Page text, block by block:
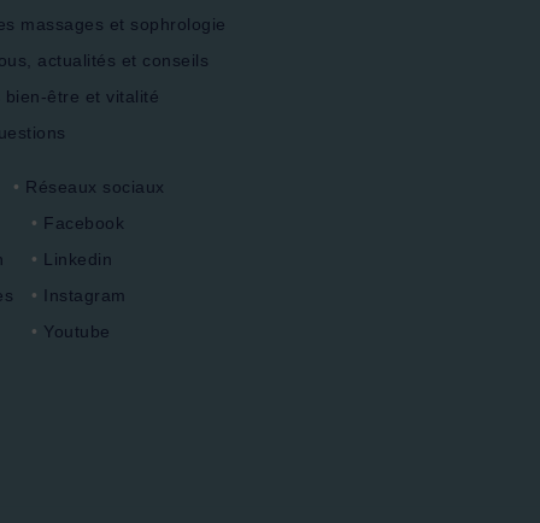
massages et sophrologie
actualités et conseils
bien-être et vitalité
Réseaux sociaux
Facebook
Linkedin
Instagram
Youtube